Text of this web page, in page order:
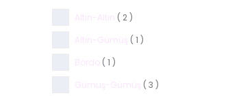
Altın-Altın ( 2 )
Altın-Gümüş ( 1 )
Bordo ( 1 )
Gümüş-Gümüş ( 3 )